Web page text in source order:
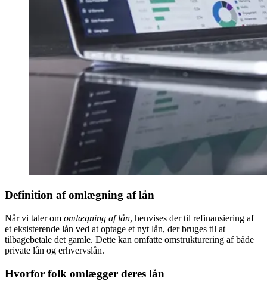
Definition af omlægning af lån
Når vi taler om omlægning af lån, henvises der til refinansiering af
et eksisterende lån ved at optage et nyt lån, der bruges til at
tilbagebetale det gamle. Dette kan omfatte omstrukturering af både
private lån og erhvervslån.
Hvorfor folk omlægger deres lån